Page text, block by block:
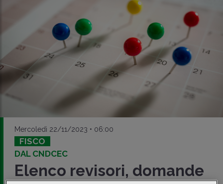
Mercoledì 22/11/2023 • 06:00
FISCO
DAL CNDCEC
Elenco revisori, domande